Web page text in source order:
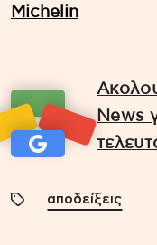
Michelin
News
αποδείξεις